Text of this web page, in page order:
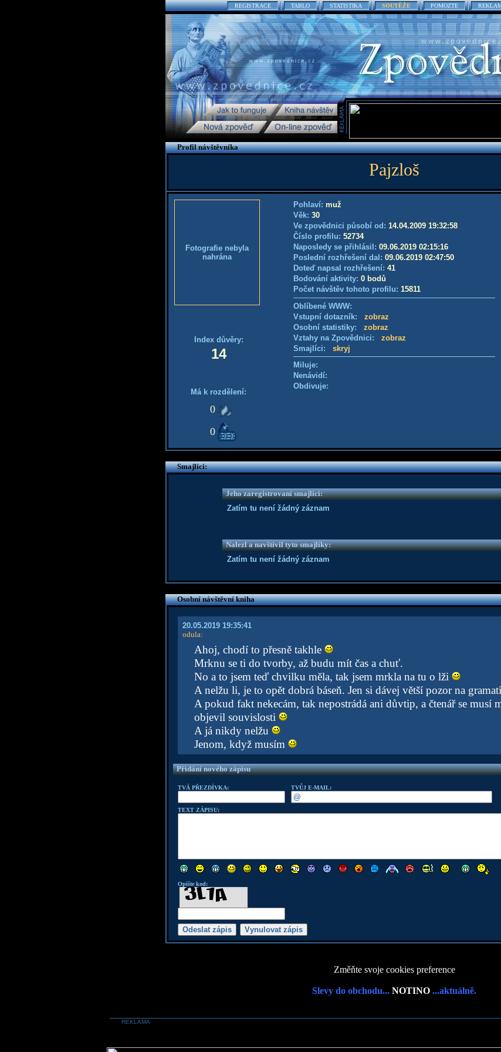
REGISTRACE TABLO STATISTIKA SOUTĚŽE POMOZTE
Profil návštěvníka
Pajzloš
Fotografie nebyla
nahrána
Index důvěry:
14
Má k rozdělení:
0
0
Pohlaví: muž
Věk: 30
Ve zpovědnici působí od: 14.04.2009 19:32:58
Číslo profilu: 52734
Naposledy se přihlásil: 09.06.2019 02:15:16
Poslední rozhřešení dal: 09.06.2019 02:47:50
Doteď napsal rozhřešení: 41
Bodování aktivity: 0 bodů
Počet návštěv tohoto profilu: 15811
Oblíbené WWW:
Vstupní dotazník: zobraz
Osobní statistiky: zobraz
Vztahy na Zpovědnici: zobraz
Smajlíci: skryj
Miluje:
Nenávidí:
Obdivuje:
Smajlíci:
Jeho zaregistrovaní smajlíci:
Zatím tu není žádný záznam
Nalezl a navštívil tyto smajlíky:
Zatím tu není žádný záznam
Osobní návštěvní kniha
20.05.2019 19:35:41
odula:
Ahoj, chodí to přesně takhle
Mrknu se ti do tvorby, až budu mít čas a chuť.
No a to jsem teď chvilku měla, tak jsem mrkla na tu o lži
A nelžu li, je to opět dobrá báseň. Jen si dávej větší pozor na
A pokud fakt nekecám, tak nepostrádá ani důvtip, a čtenář se musí
objevil souvislosti
A já nikdy nelžu
Jenom, když musím
Přidání nového zápisu
TVÁ PŘEZDÍVKA: TVŮJ E-MAIL:
TEXT ZÁPISU:
Opište kod:
Změňte svoje cookies preference
Slevy do obchodu... NOTINO ...aktuálně.
REKLAMA